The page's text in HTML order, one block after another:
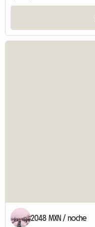
2048 MXN / noche